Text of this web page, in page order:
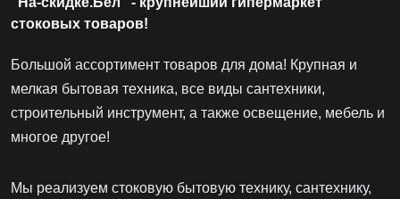
стоковых товаров!
Большой ассортимент товаров для дома! Крупная и
мелкая бытовая техника, все виды сантехники,
строительный инструмент, а также освещение, мебель и
многое другое!
Мы реализуем стоковую бытовую технику, сантехнику,